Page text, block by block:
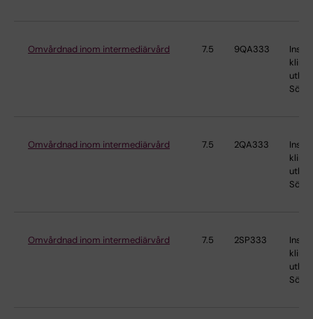
Omvårdnad inom intermediärvård 7.5 9QA333
Omvårdnad inom intermediärvård 7.5 2QA333
Omvårdnad inom intermediärvård 7.5 2SP333